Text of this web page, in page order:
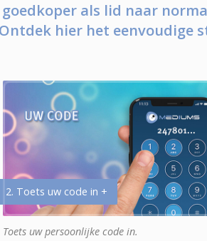
goedkoper als lid naar
hier het eenvoudige
2. Toets uw code in +
Toets uw persoonlijke code in.